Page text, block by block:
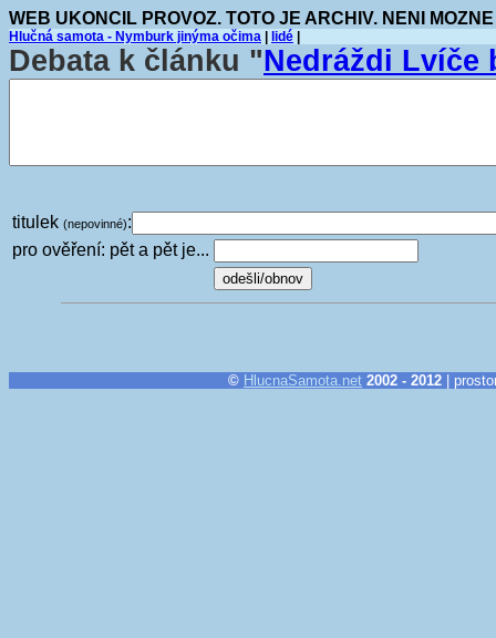
WEB UKONCIL PROVOZ. TOTO JE ARCHIV. NENI
Hlučná samota - Nymburk jinýma očima lidé
Debata k článku "Nedráždi Lvíče
titulek (nepovinné):
pro ověření: pět a pět je...
© HlucnaSamota.net 2002 - 2012 |